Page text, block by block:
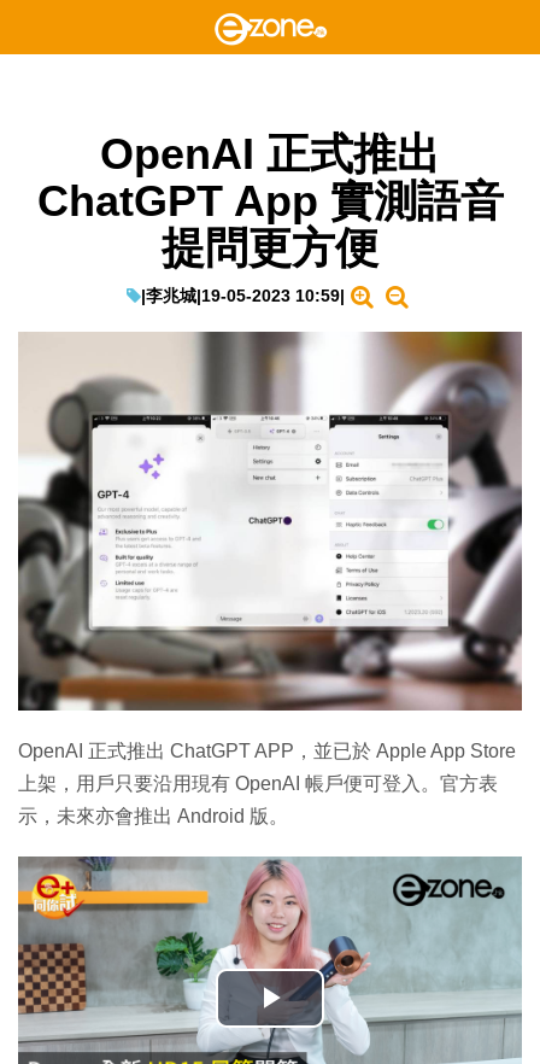
OpenAI 正式推出
ChatGPT App 實測語音
提問更方便
|李兆城|19-05-2023 10:59|
OpenAI 正式推出 ChatGPT APP，並已於 Apple App Store
上架，用戶只要沿用現有 OpenAI 帳戶便可登入。官方表
示，未來亦會推出 Android 版。
播